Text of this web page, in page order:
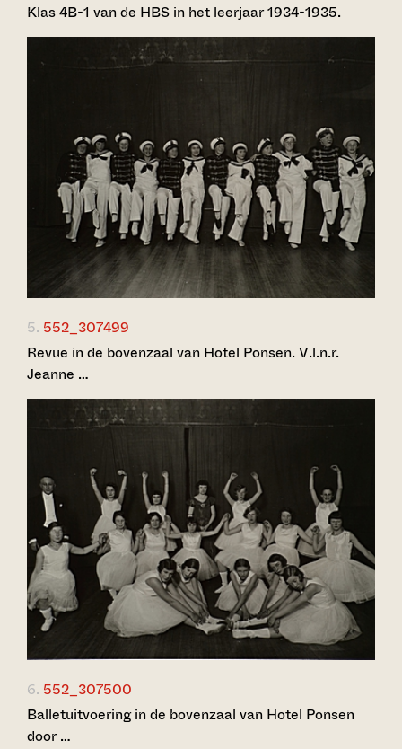
Klas 4B-1 van de HBS in het leerjaar 1934-1935.
5. 552_307499
Revue in de bovenzaal van Hotel Ponsen. V.l.n.r.
Jeanne …
6. 552_307500
Balletuitvoering in de bovenzaal van Hotel Ponsen
door …